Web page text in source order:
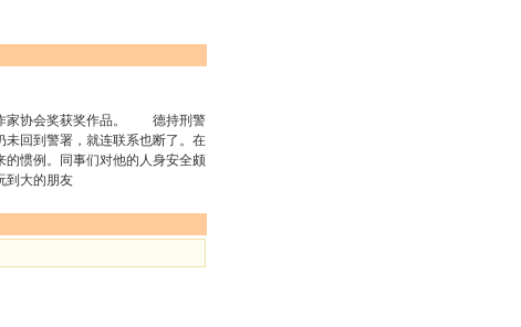
家协会奖获奖作品。 德持刑警
回到警署，就连联系也断了。在
的惯例。同事们对他的人身安全颇
到大的朋友